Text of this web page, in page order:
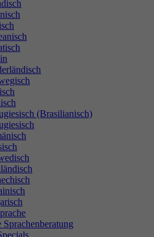
(Brasilianisch)
Sprachenberatung